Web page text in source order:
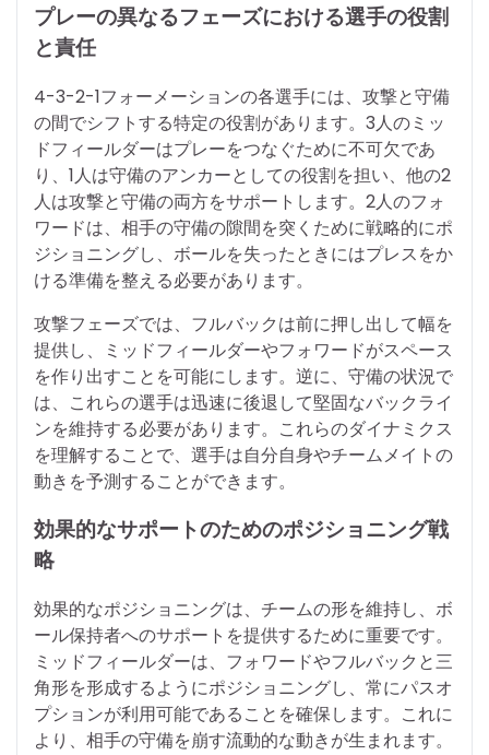
プレーの異なるフェーズにおける選手の役割
と責任
4-3-2-1フォーメーションの各選手には、攻撃と守備
の間でシフトする特定の役割があります。3人のミッ
ドフィールダーはプレーをつなぐために不可欠であ
り、1人は守備のアンカーとしての役割を担い、他の2
人は攻撃と守備の両方をサポートします。2人のフォ
ワードは、相手の守備の隙間を突くために戦略的にポ
ジショニングし、ボールを失ったときにはプレスをか
ける準備を整える必要があります。
攻撃フェーズでは、フルバックは前に押し出して幅を
提供し、ミッドフィールダーやフォワードがスペース
を作り出すことを可能にします。逆に、守備の状況で
は、これらの選手は迅速に後退して堅固なバックライ
ンを維持する必要があります。これらのダイナミクス
を理解することで、選手は自分自身やチームメイトの
動きを予測することができます。
効果的なサポートのためのポジショニング戦
略
効果的なポジショニングは、チームの形を維持し、ボ
ール保持者へのサポートを提供するために重要です。
ミッドフィールダーは、フォワードやフルバックと三
角形を形成するようにポジショニングし、常にパスオ
プションが利用可能であることを確保します。これに
より、相手の守備を崩す流動的な動きが生まれます。